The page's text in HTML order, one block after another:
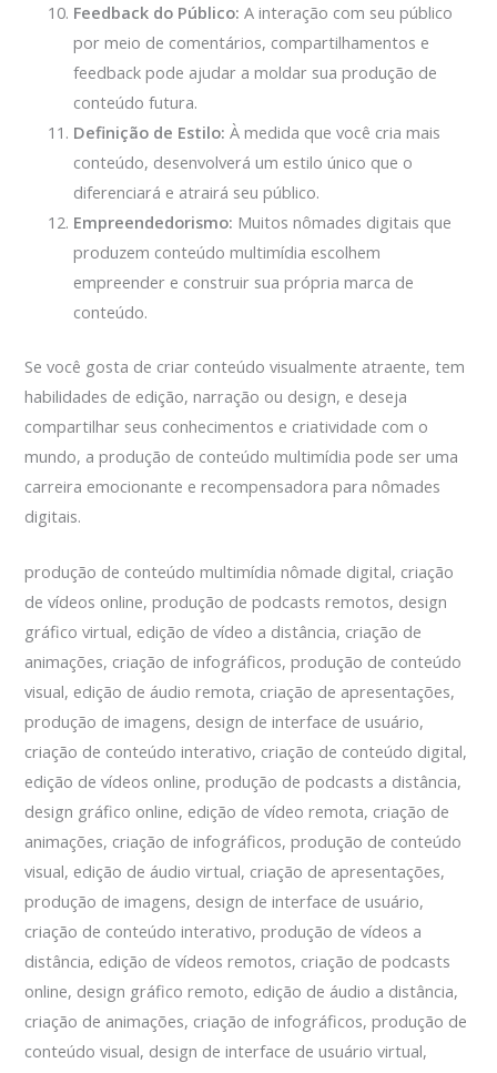
Feedback do Público: A interação com seu público
por meio de comentários, compartilhamentos e
feedback pode ajudar a moldar sua produção de
conteúdo futura.
Definição de Estilo: À medida que você cria mais
conteúdo, desenvolverá um estilo único que o
diferenciará e atrairá seu público.
Empreendedorismo: Muitos nômades digitais que
produzem conteúdo multimídia escolhem
empreender e construir sua própria marca de
conteúdo.
Se você gosta de criar conteúdo visualmente atraente, tem
habilidades de edição, narração ou design, e deseja
compartilhar seus conhecimentos e criatividade com o
mundo, a produção de conteúdo multimídia pode ser uma
carreira emocionante e recompensadora para nômades
digitais.
produção de conteúdo multimídia nômade digital, criação
de vídeos online, produção de podcasts remotos, design
gráfico virtual, edição de vídeo a distância, criação de
animações, criação de infográficos, produção de conteúdo
visual, edição de áudio remota, criação de apresentações,
produção de imagens, design de interface de usuário,
criação de conteúdo interativo, criação de conteúdo digital,
edição de vídeos online, produção de podcasts a distância,
design gráfico online, edição de vídeo remota, criação de
animações, criação de infográficos, produção de conteúdo
visual, edição de áudio virtual, criação de apresentações,
produção de imagens, design de interface de usuário,
criação de conteúdo interativo, produção de vídeos a
distância, edição de vídeos remotos, criação de podcasts
online, design gráfico remoto, edição de áudio a distância,
criação de animações, criação de infográficos, produção de
conteúdo visual, design de interface de usuário virtual,